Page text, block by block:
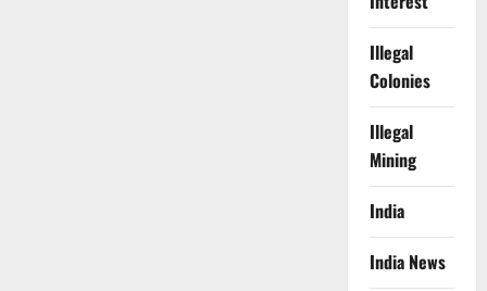
Illegal
Colonies
Illegal
Mining
India
India News